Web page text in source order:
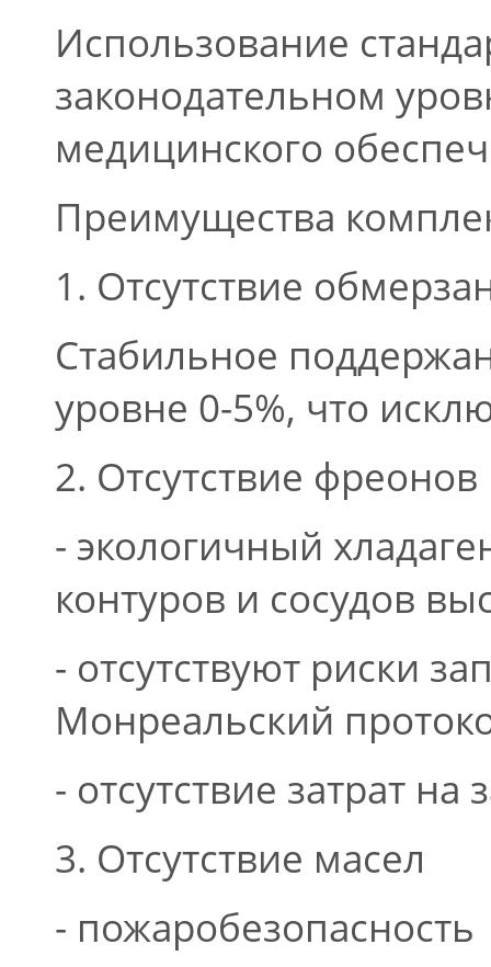
Использование
законодательном
медицинского
Преимущества
1. Отсутствие
Стабильное
уровне 0-5%, что
2. Отсутствие фреонов
- экологичный
контуров и сосудов
- отсутствуют риски
Монреальский
- отсутствие затрат
3. Отсутствие масел
- пожаробезопасность